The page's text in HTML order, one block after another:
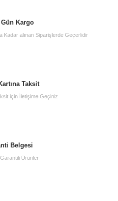
Gün Kargo
Kadar alınan Siparişlerde Geçerlidir
Taksit
için İletişime Geçiniz
Belgesi
Ürünler